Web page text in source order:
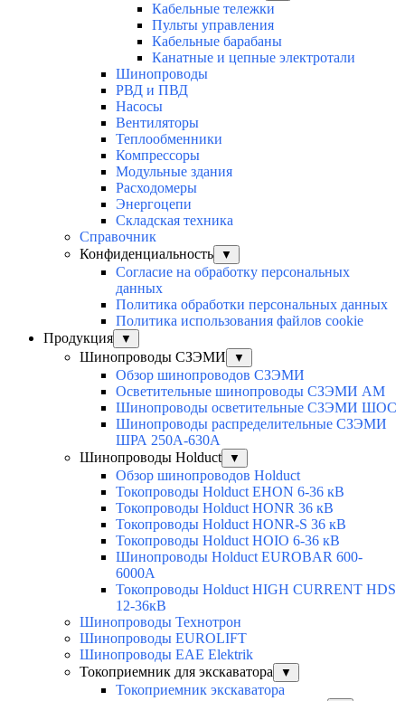
Кабельные тележки
Пульты управления
Кабельные барабаны
Канатные и цепные электротали
Шинопроводы
РВД и ПВД
Насосы
Вентиляторы
Теплообменники
Компрессоры
Модульные здания
Расходомеры
Энергоцепи
Складская техника
Справочник
Конфиденциальность
▼
Согласие на обработку персональных
данных
Политика обработки персональных данных
Политика использования файлов cookie
Продукция
▼
Шинопроводы СЗЭМИ ▼
Обзор шинопроводов СЗЭМИ
Осветительные шинопроводы СЗЭМИ АМ
Шинопроводы осветительные СЗЭМИ ШОС
Шинопроводы распределительные СЗЭМИ
ШРА 250А-630А
Шинопроводы Holduct
▼
Обзор шинопроводов Holduct
Токопроводы Holduct EHON 6-36 кВ
Токопроводы Holduct HONR 36 кВ
Токопроводы Holduct HONR-S 36 кВ
Токопроводы Holduct HOIO 6-36 кВ
Шинопроводы Holduct EUROBAR 600-
6000А
Токопроводы Holduct HIGH CURRENT HDS
12-36кВ
Шинопроводы Технотрон
Шинопроводы EUROLIFT
Шинопроводы EAE Elektrik
Токоприемник для экскаватора
▼
Токоприемник экскаватора